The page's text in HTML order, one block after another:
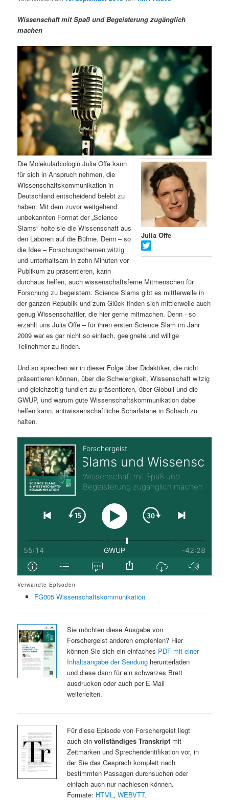
ä
r
e
I
n
h
a
l
t
s
p
r
i
n
g
e
n
n
d
ä
e
n
I
n
h
a
l
t
s
p
r
i
n
g
e
n
n
v
i
g
t
i
o
Wissenschaft mit Spaß und Begeisterung zugänglich
machen
Julia Offe
Die Molekularbiologin Julia Offe kann
für sich in Anspruch nehmen, die
Wissenschaftskommunikation in
Deutschland entscheidend belebt zu
haben. Mit dem zuvor weitgehend
unbekannten Format der „Science
Slams“ holte sie die Wissenschaft aus
den Laboren auf die Bühne. Denn – so
die Idee – Forschungsthemen witzig
und unterhaltsam in zehn Minuten vor
Publikum zu präsentieren, kann
durchaus helfen, auch wissenschaftsferne Mitmenschen für
Forschung zu begeistern. Science Slams gibt es mittlerweile in
der ganzen Republik und zum Glück finden sich mittlerweile auch
genug Wissenschaftler, die hier gerne mitmachen. Denn - so
erzählt uns Julia Offe – für ihren ersten Science Slam im Jahr
2009 war es gar nicht so einfach, geeignete und willige
Teilnehmer zu finden.
Und so sprechen wir in dieser Folge über Didaktiker, die nicht
präsentieren können, über die Schwierigkeit, Wissenschaft witzig
und gleichzeitig fundiert zu präsentieren, über Globuli und die
GWUP, und warum gute Wissenschaftskommunikation dabei
helfen kann, antiwissenschaftliche Scharlatane in Schach zu
halten.
Verwandte Episoden
FG005 Wissenschaftskommunikation
Sie möchten diese Ausgabe von
Forschergeist anderen empfehlen? Hier
können Sie sich ein einfaches PDF mit einer
Inhaltsangabe der Sendungherunterladen
und diese dann für ein schwarzes Brett
ausdrucken oder auch per E-Mail
weiterleiten.
Für diese Episode von Forschergeist liegt
auch ein vollständiges Transkriptmit
Zeitmarken und Sprecheridentifikation vor, in
der Sie das Gespräch komplett nach
bestimmten Passagen durchsuchen oder
einfach auch nur nachlesen können.
Formate: HTML , WEBVTT.